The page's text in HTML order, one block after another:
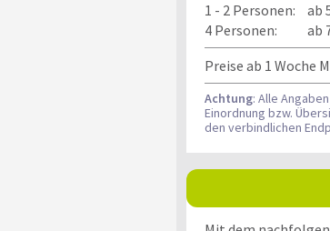
1 - 2 Personen:
ab
4 Personen:
ab
Preise ab 1 Woche
Achtung: Alle
Einordnung bzw.
den verbindlichen